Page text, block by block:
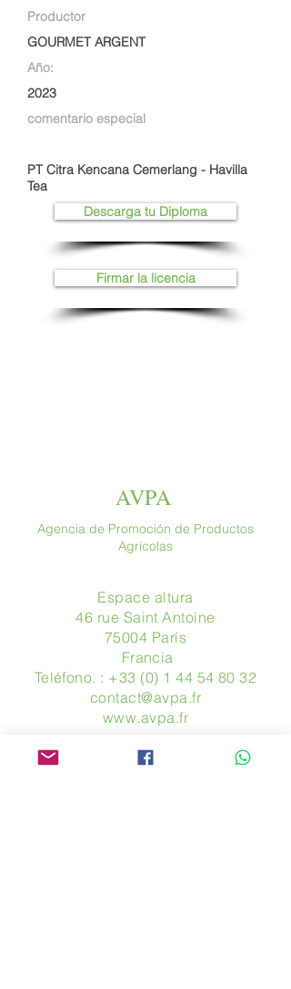
Productor
GOURMET ARGENT
Año:
2023
comentario especial
PT Citra Kencana Cemerlang - Havilla
Tea
Descarga tu Diploma
Firmar la licencia
AVPA
Agencia de Promoción de Productos
Agrícolas
Espace altura
46 rue Saint Antoine
75004 París
​ Francia
Teléfono. : +33 (0) 1 44 54 80 32
contact@avpa.fr
www.avpa.fr